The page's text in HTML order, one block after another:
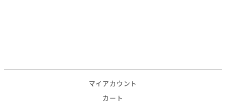
マイアカウント
カート